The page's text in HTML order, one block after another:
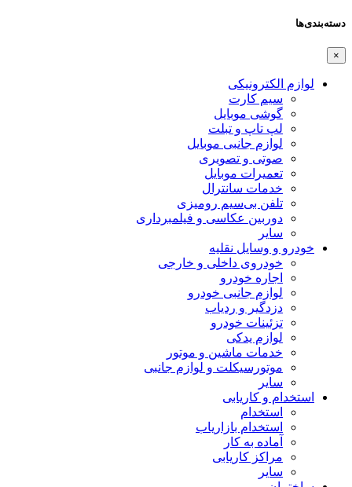
دسته‌بندی‌ها
×
لوازم الکترونیکی
سیم کارت
گوشی موبایل
لپ تاپ و تبلت
لوازم جانبی موبایل
صوتی و تصویری
تعمیرات موبایل
خدمات سانترال
تلفن بی‌سیم رومیزی
دوربین عکاسی و فیلمبرداری
سایر
خودرو و وسایل نقلیه
خودروی داخلی و خارجی
اجاره خودرو
لوازم جانبی خودرو
دزدگیر و ردیاب
تزئینات خودرو
لوازم یدکی
خدمات ماشین و موتور
موتورسیکلت و لوازم جانبی
سایر
استخدام و کاریابی
استخدام
استخدام بازاریاب
آماده به کار
مراکز کاریابی
سایر